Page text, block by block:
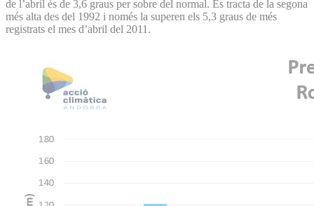
de l’abril és de 3,6 graus per sobre del normal. Es tracta de la segona
més alta des del 1992 i només la superen els 5,3 graus de més
registrats el mes d’abril del 2011.